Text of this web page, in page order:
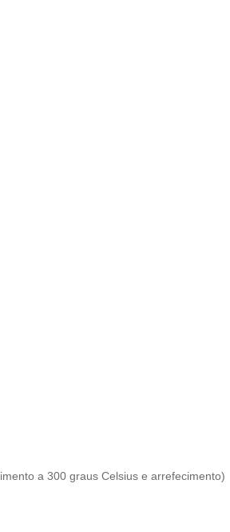
a 300 graus Celsius e arrefecimento)